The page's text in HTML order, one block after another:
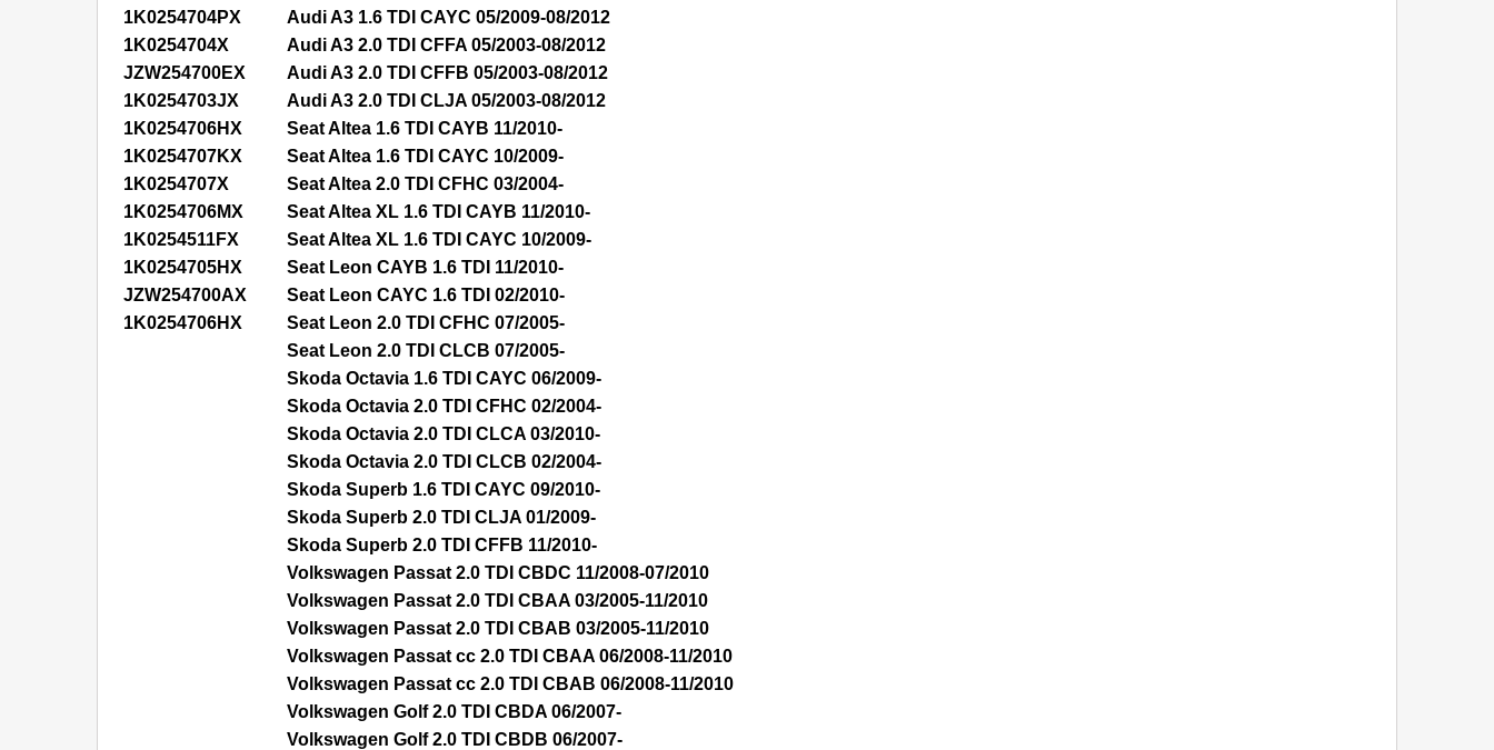
1K0254704PX
Audi A3 1.6 TDI CAYC 05/2009-08/2012
1K0254704X
Audi A3 2.0 TDI CFFA 05/2003-08/2012
JZW254700EX
Audi A3 2.0 TDI CFFB 05/2003-08/2012
1K0254703JX
Audi A3 2.0 TDI CLJA 05/2003-08/2012
1K0254706HX
Seat Altea 1.6 TDI CAYB 11/2010-
1K0254707KX
Seat Altea 1.6 TDI CAYC 10/2009-
1K0254707X
Seat Altea 2.0 TDI CFHC 03/2004-
1K0254706MX
Seat Altea XL 1.6 TDI CAYB 11/2010-
1K0254511FX
Seat Altea XL 1.6 TDI CAYC 10/2009-
1K0254705HX
Seat Leon CAYB 1.6 TDI 11/2010-
JZW254700AX
Seat Leon CAYC 1.6 TDI 02/2010-
1K0254706HX
Seat Leon 2.0 TDI CFHC 07/2005-
Seat Leon 2.0 TDI CLCB 07/2005-
Skoda Octavia 1.6 TDI CAYC 06/2009-
Skoda Octavia 2.0 TDI CFHC 02/2004-
Skoda Octavia 2.0 TDI CLCA 03/2010-
Skoda Octavia 2.0 TDI CLCB 02/2004-
Skoda Superb 1.6 TDI CAYC 09/2010-
Skoda Superb 2.0 TDI CLJA 01/2009-
Skoda Superb 2.0 TDI CFFB 11/2010-
Volkswagen Passat 2.0 TDI CBDC 11/2008-07/2010
Volkswagen Passat 2.0 TDI CBAA 03/2005-11/2010
Volkswagen Passat 2.0 TDI CBAB 03/2005-11/2010
Volkswagen Passat cc 2.0 TDI CBAA 06/2008-11/2010
Volkswagen Passat cc 2.0 TDI CBAB 06/2008-11/2010
Volkswagen Golf 2.0 TDI CBDA 06/2007-
Volkswagen Golf 2.0 TDI CBDB 06/2007-